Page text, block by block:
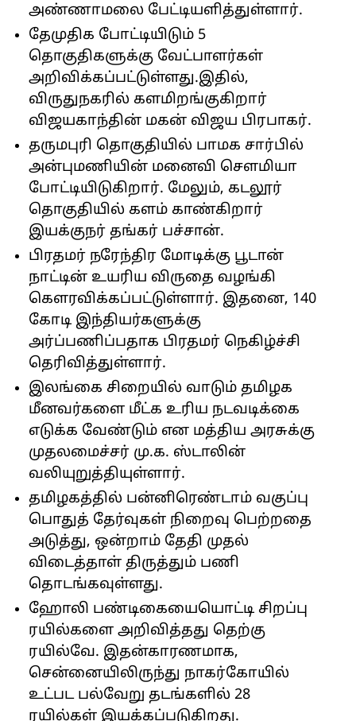
அண்ணாமலை பேட்டியளித்துள்ளார்.
தேமுதிக போட்டியிடும் 5
தொகுதிகளுக்கு வேட்பாளர்கள்
அறிவிக்கப்பட்டுள்ளது.இதில்,
விருதுநகரில் களமிறங்குகிறார்
விஜயகாந்தின் மகன் விஜய பிரபாகர்.
தருமபுரி தொகுதியில் பாமக சார்பில்
அன்புமணியின் மனைவி சௌமியா
போட்டியிடுகிறார். மேலும், கடலூர்
தொகுதியில் களம் காண்கிறார்
இயக்குநர் தங்கர் பச்சான்.
பிரதமர் நரேந்திர மோடிக்கு பூடான்
நாட்டின் உயரிய விருதை வழங்கி
கௌரவிக்கப்பட்டுள்ளார். இதனை, 140
கோடி இந்தியர்களுக்கு
அர்ப்பணிப்பதாக பிரதமர் நெகிழ்ச்சி
தெரிவித்துள்ளார்.
இலங்கை சிறையில் வாடும் தமிழக
மீனவர்களை மீட்க உரிய நடவடிக்கை
எடுக்க வேண்டும் என மத்திய அரசுக்கு
முதலமைச்சர் மு.க. ஸ்டாலின்
வலியுறுத்தியுள்ளார்.
தமிழகத்தில் பன்னிரெண்டாம் வகுப்பு
பொதுத் தேர்வுகள் நிறைவு பெற்றதை
அடுத்து, ஒன்றாம் தேதி முதல்
விடைத்தாள் திருத்தும் பணி
தொடங்கவுள்ளது.
ஹோலி பண்டிகையையொட்டி சிறப்பு
ரயில்களை அறிவித்தது தெற்கு
ரயில்வே. இதன்காரணமாக,
சென்னையிலிருந்து நாகர்கோயில்
உட்பட பல்வேறு தடங்களில் 28
ரயில்கள் இயக்கப்படுகிறது.